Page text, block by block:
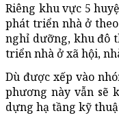
Riêng khu vực 5
phát triển nhà ở
nghỉ dưỡng, khu đô
triển nhà ở xã hội,
Dù được xếp vào
phương này vẫn sẽ
dựng hạ tầng kỹ